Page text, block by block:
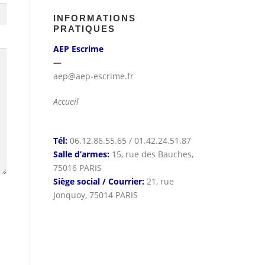
INFORMATIONS
PRATIQUES
AEP Escrime
—
aep@aep-escrime.fr
Accueil
Tél: 06.12.86.55.65 / 01.42.24.51.87
Salle d’armes: 15, rue des Bauches,
75016 PARIS
Siège social / Courrier: 21, rue
Jonquoy, 75014 PARIS